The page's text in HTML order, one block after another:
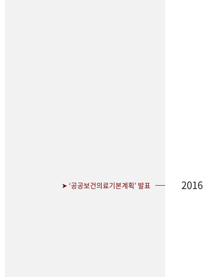
➤ ‘공공보건의료기본계획’ 발표 2016